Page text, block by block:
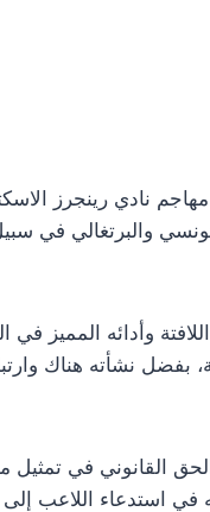
نادي رينجرز
والبرتغالي في
بموهبته اللافتة وأدائه المميز
إذ سبق وتمثيله لمنتخبات البرتغال في مختلف الفئات العمرية حتى منتخب تحت 21
القانوني في تمثيل
في استدعاء اللاعب